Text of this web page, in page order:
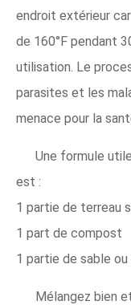
endroit extérieur
de 160°F pendant
utilisation. Le
parasites et les
menace pour la
Une formule
est :
1 partie de terreau
1 part de compost
1 partie de sable ou
Mélangez bien